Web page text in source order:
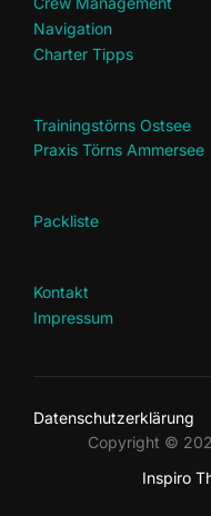
Navigation
Charter Tipps
Trainingstörns Ostsee
Praxis Törns Ammersee
Packliste
Kontakt
Impressum
Datenschutzerklärung
Copyright ©
Inspiro